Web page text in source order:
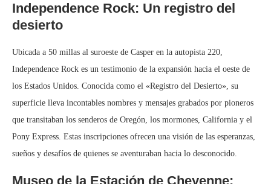
Independence Rock: Un registro del
desierto
Ubicada a 50 millas al suroeste de Casper en la autopista 220,
Independence Rock es un testimonio de la expansión hacia el oeste de
los Estados Unidos. Conocida como el «Registro del Desierto», su
superficie lleva incontables nombres y mensajes grabados por pioneros
que transitaban los senderos de Oregón, los mormones, California y el
Pony Express. Estas inscripciones ofrecen una visión de las esperanzas,
sueños y desafíos de quienes se aventuraban hacia lo desconocido.
Museo de la Estación de Cheyenne: